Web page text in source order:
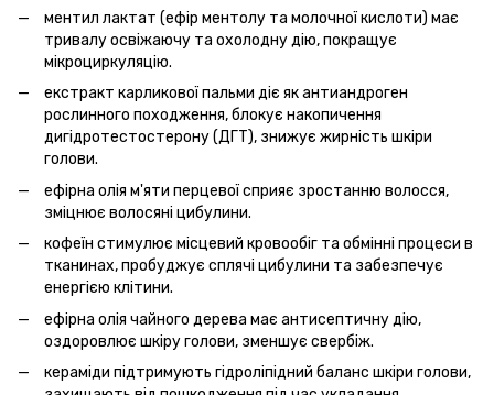
ментил лактат (ефір ментолу та молочної кислоти) має
тривалу освіжаючу та охолодну дію, покращує
мікроциркуляцію.
екстракт карликової пальми діє як антиандроген
рослинного походження, блокує накопичення
дигідротестостерону (ДГТ), знижує жирність шкіри
голови.
ефірна олія м'яти перцевої сприяє зростанню волосся,
зміцнює волосяні цибулини.
кофеїн стимулює місцевий кровообіг та обмінні процеси в
тканинах, пробуджує сплячі цибулини та забезпечує
енергією клітини.
ефірна олія чайного дерева має антисептичну дію,
оздоровлює шкіру голови, зменшує свербіж.
кераміди підтримують гідроліпідний баланс шкіри голови,